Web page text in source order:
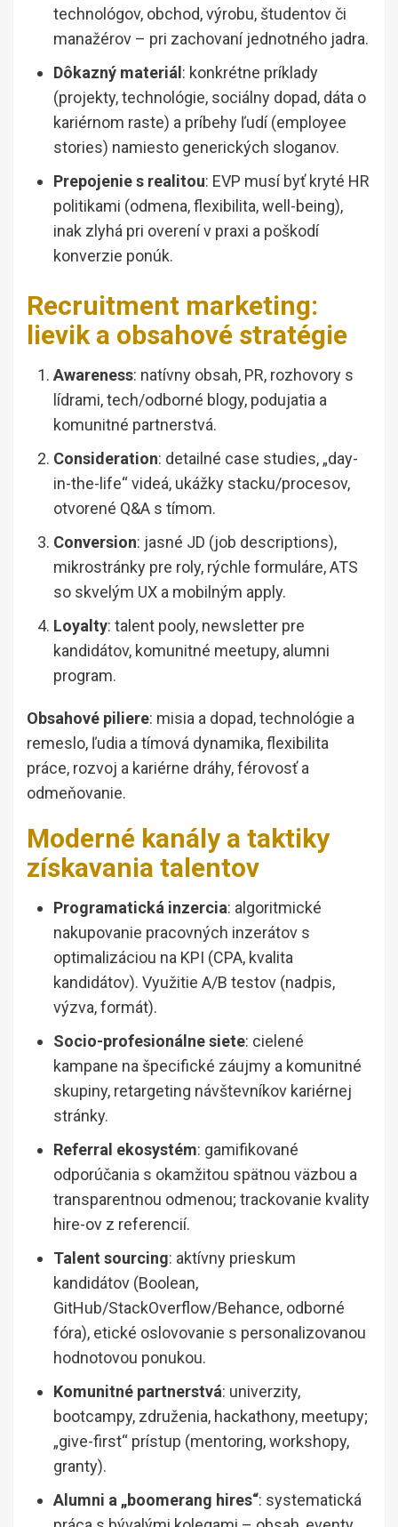
technológov, obchod, výrobu, študentov či
manažérov – pri zachovaní jednotného jadra.
Dôkazný materiál : konkrétne príklady
(projekty, technológie, sociálny dopad, dáta o
kariérnom raste) a príbehy ľudí (employee
stories) namiesto generických sloganov.
Prepojenie s realitou: EVP musí byť kryté HR
politikami (odmena, flexibilita, well-being),
inak zlyhá pri overení v praxi a poškodí
konverzie ponúk.
Recruitment marketing:
lievik a obsahové stratégie
Awareness: natívny obsah, PR, rozhovory s
lídrami, tech/odborné blogy, podujatia a
komunitné partnerstvá.
Consideration: detailné case studies, „day-
in-the-life“ videá, ukážky stacku/procesov,
otvorené Q&A s tímom.
Conversion: jasné JD (job descriptions),
mikrostránky pre roly, rýchle formuláre, ATS
so skvelým UX a mobilným apply.
Loyalty: talent pooly, newsletter pre
kandidátov, komunitné meetupy, alumni
program.
Obsahové piliere: misia a dopad, technológie a
remeslo, ľudia a tímová dynamika, flexibilita
práce, rozvoj a kariérne dráhy, férovosť a
odmeňovanie.
Moderné kanály a taktiky
získavania talentov
Programatická inzercia: algoritmické
nakupovanie pracovných inzerátov s
optimalizáciou na KPI (CPA, kvalita
kandidátov). Využitie A/B testov (nadpis,
výzva, formát).
Socio-profesionálne siete: cielené
kampane na špecifické záujmy a komunitné
skupiny, retargeting návštevníkov kariérnej
stránky.
Referral ekosystém: gamifikované
odporúčania s okamžitou spätnou väzbou a
transparentnou odmenou; trackovanie kvality
hire-ov z referencií.
Talent sourcing: aktívny prieskum
kandidátov (Boolean,
GitHub/StackOverflow/Behance, odborné
fóra), etické oslovovanie s personalizovanou
hodnotovou ponukou.
Komunitné partnerstvá: univerzity,
bootcampy, združenia, hackathony, meetupy;
„give-first“ prístup (mentoring, workshopy,
granty).
Alumni a „boomerang hires“: systematická